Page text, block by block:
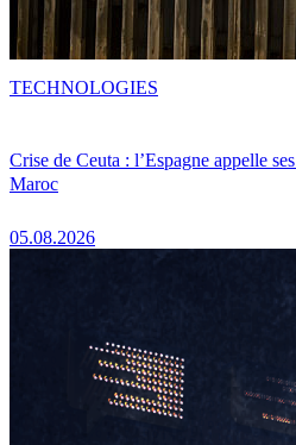
Crise de Ceuta : l’Espagne appelle
Maroc
05.08.2026
TECHNOLOGIES